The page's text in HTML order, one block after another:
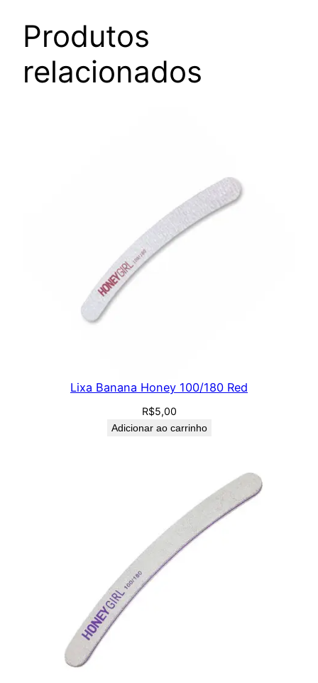
Produtos
relacionados
Lixa Banana Honey 100/180 Red
R$5,00
Adicionar ao carrinho